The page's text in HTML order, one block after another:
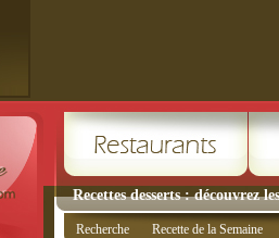
Recettes desserts : découvrez
Recherche Recette de la Semaine